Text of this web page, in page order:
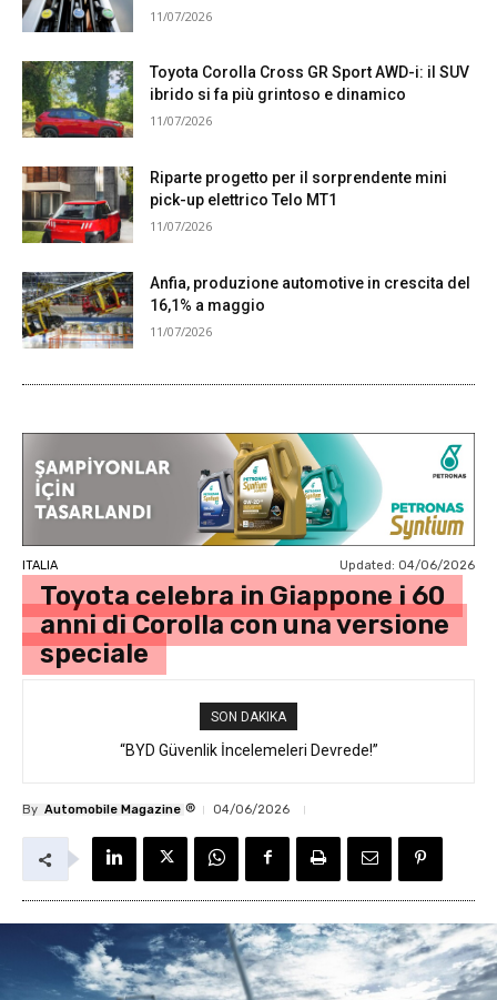
11/07/2026
Toyota Corolla Cross GR Sport AWD-i: il SUV
ibrido si fa più grintoso e dinamico
11/07/2026
Riparte progetto per il sorprendente mini
pick-up elettrico Telo MT1
11/07/2026
Anfia, produzione automotive in crescita del
16,1% a maggio
11/07/2026